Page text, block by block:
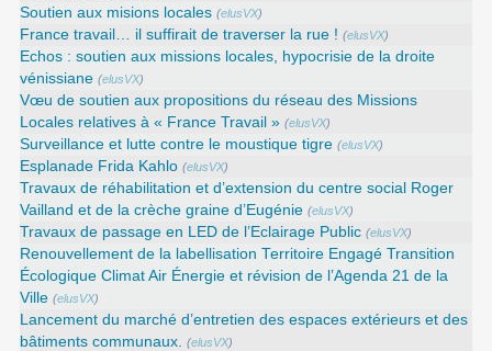
Soutien aux misions locales (elusVX)
France travail… il suffirait de traverser la rue ! (elusVX)
Echos : soutien aux missions locales, hypocrisie de la droite
vénissiane (elusVX)
Vœu de soutien aux propositions du réseau des Missions
Locales relatives à « France Travail » (elusVX)
Surveillance et lutte contre le moustique tigre (elusVX)
Esplanade Frida Kahlo (elusVX)
Travaux de réhabilitation et d’extension du centre social Roger
Vailland et de la crèche graine d’Eugénie (elusVX)
Travaux de passage en LED de l’Eclairage Public (elusVX)
Renouvellement de la labellisation Territoire Engagé Transition
Écologique Climat Air Énergie et révision de l’Agenda 21 de la
Ville (elusVX)
Lancement du marché d’entretien des espaces extérieurs et des
bâtiments communaux.
(elusVX)